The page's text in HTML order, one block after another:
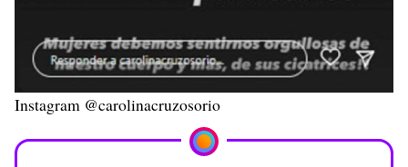
Instagram @carolinacruzosorio